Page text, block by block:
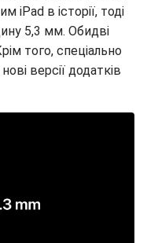
в історії, тоді
5,3 мм. Обидві
того, спеціально
версії додатків